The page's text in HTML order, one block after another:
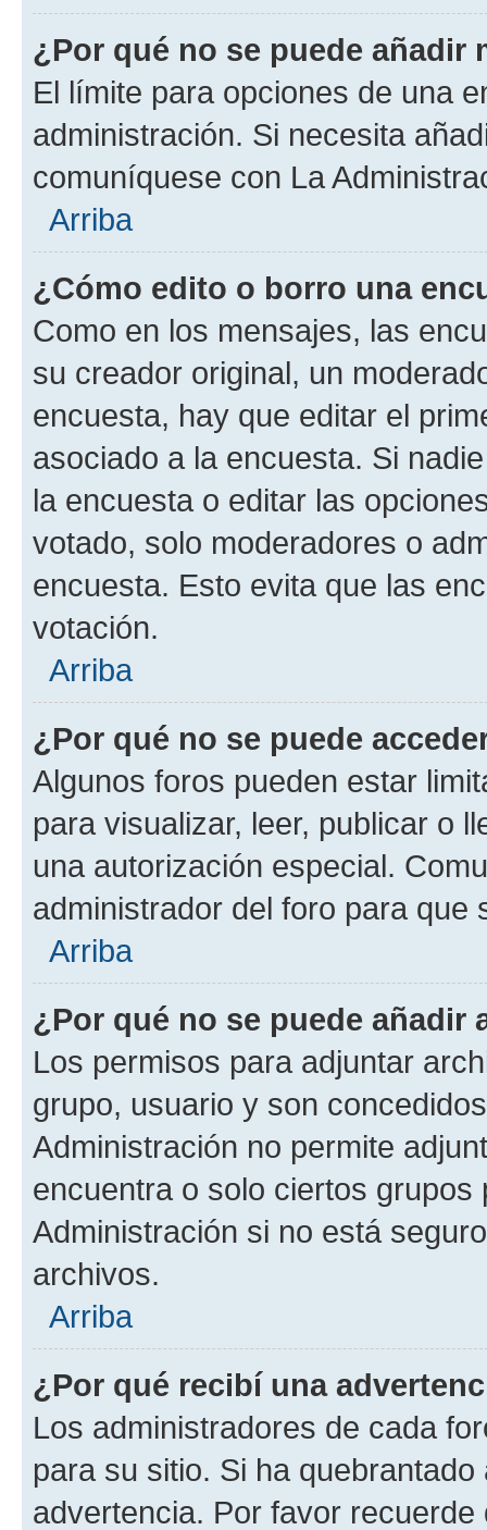
¿Por qué no se puede añadir
El límite para opciones de una
administración. Si necesita
comuníquese con La
Arriba
¿Cómo edito o borro una
Como en los mensajes, las
su creador original, un
encuesta, hay que editar el
asociado a la encuesta. Si
la encuesta o editar las
votado, solo moderadores o
encuesta. Esto evita que las
votación.
Arriba
¿Por qué no se puede
Algunos foros pueden estar
para visualizar, leer, publicar o
una autorización especial.
administrador del foro para que
Arriba
¿Por qué no se puede añadir
Los permisos para adjuntar
grupo, usuario y son
Administración no permite
encuentra o solo ciertos
Administración si no está
archivos.
Arriba
¿Por qué recibí una
Los administradores de cada
para su sitio. Si ha
advertencia. Por favor